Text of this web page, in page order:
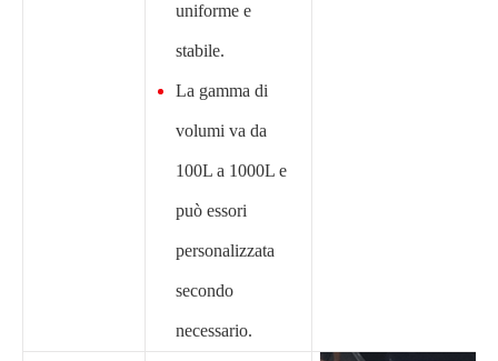
uniforme e
stabile.
La gamma di
volumi va da
100L a 1000L e
può essori
personalizzata
secondo
necessario.